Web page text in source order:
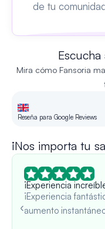
de tu
Mira cómo Fansoria
Reseña para Google Reviews
¡Nos importa tu
¡Experiencia
¡Experiencia
aumento